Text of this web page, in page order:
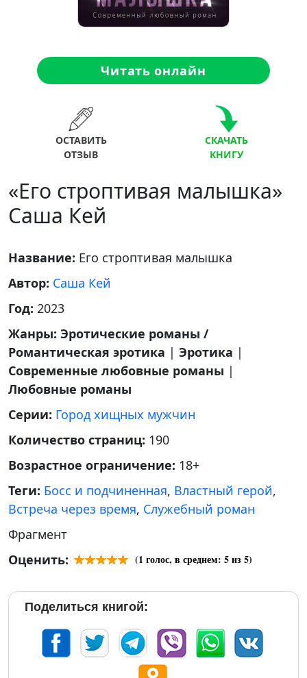
Читать онлайн
ОСТАВИТЬ
ОТЗЫВ
СКАЧАТЬ
КНИГУ
«Его строптивая малышка»
Саша Кей
Название: Его строптивая малышка
Автор: Саша Кей
Год: 2023
Жанры: Эротические романы /
Романтическая эротика | Эротика |
Современные любовные романы |
Любовные романы
Серии: Город хищных мужчин
Количество страниц: 190
Возрастное ограничение: 18+
Теги: Босс и подчиненная, Властный герой,
Встреча через время, Служебный роман
Фрагмент
Оценить:
(1 голос, в среднем: 5из 5)
Поделиться книгой: